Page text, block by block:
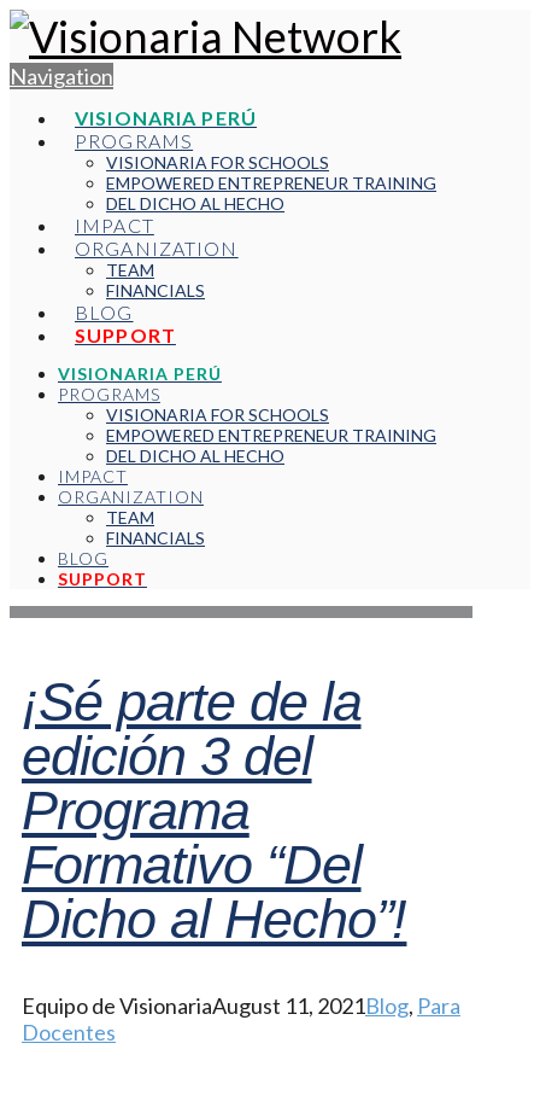
Navigation
VISIONARIA PERÚ
PROGRAMS
VISIONARIA FOR SCHOOLS
EMPOWERED ENTREPRENEUR TRAINING
DEL DICHO AL HECHO
IMPACT
ORGANIZATION
TEAM
FINANCIALS
BLOG
SUPPORT
VISIONARIA PERÚ
PROGRAMS
VISIONARIA FOR SCHOOLS
EMPOWERED ENTREPRENEUR TRAINING
DEL DICHO AL HECHO
IMPACT
ORGANIZATION
TEAM
FINANCIALS
BLOG
SUPPORT
¡Sé parte de la
edición 3 del
Programa
Formativo “Del
Dicho al Hecho”!
Equipo de VisionariaAugust 11, 2021Blog, Para
Docentes